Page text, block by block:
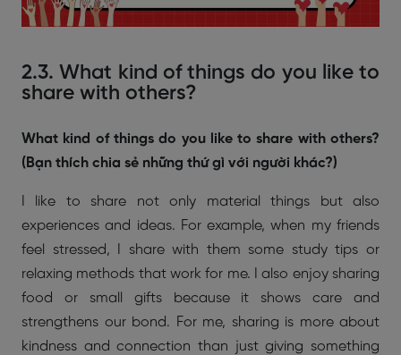
2.3. What kind of things do you like to
share with others?
What kind of things do you like to share with others?
(Bạn thích chia sẻ những thứ gì với người khác?)
I like to share not only material things but also
experiences and ideas. For example, when my friends
feel stressed, I share with them some study tips or
relaxing methods that work for me. I also enjoy sharing
food or small gifts because it shows care and
strengthens our bond. For me, sharing is more about
kindness and connection than just giving something